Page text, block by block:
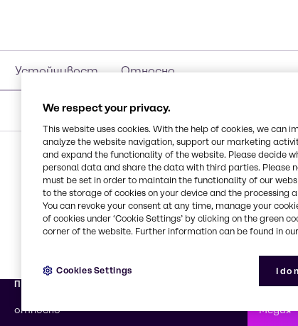
Устойчивост Относно
Повече за Brenntag
относно
Как
Медия
We respect your privacy.
This website uses cookies. With the help of cookies, we can
analyze the website navigation, support our marketing
and expand the functionality of the website. Please decide
personal data and share the data with third parties. Please
must be set in order to maintain the functionality of our
to the storage of cookies on your device and the
You can revoke your consent at any time, manage your
of cookies under ‘Cookie Settings’ by clicking on the green
corner of the website. Further information can be found in our
I do
Cookies Settings